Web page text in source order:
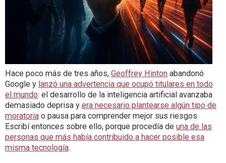
Hace poco más de tres años, Geoffrey Hinton abandonó
Google y lanzó una advertencia que ocupó titulares en todo
el mundo: el desarrollo de la inteligencia artificial avanzaba
demasiado deprisa y era necesario plantearse algún tipo de
moratoria o pausa para comprender mejor sus riesgos.
Escribí entonces sobre ello, porque procedía de una de las
personas que más había contribuido a hacer posible esa
misma tecnología.